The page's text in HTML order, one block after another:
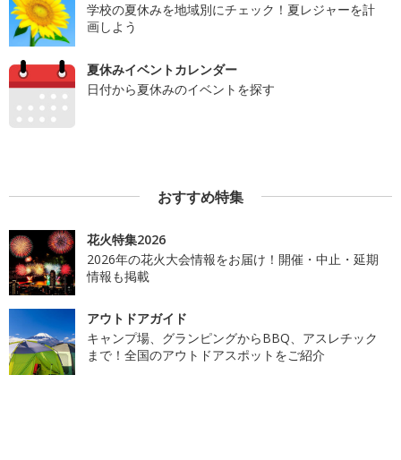
学校の夏休みを地域別にチェック！夏レジャーを計
画しよう
夏休みイベントカレンダー
日付から夏休みのイベントを探す
おすすめ特集
花火特集2026
2026年の花火大会情報をお届け！開催・中止・延期
情報も掲載
アウトドアガイド
キャンプ場、グランピングからBBQ、アスレチック
まで！全国のアウトドアスポットをご紹介